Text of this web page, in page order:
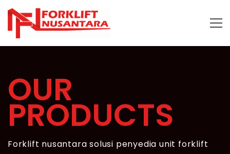
OUR
PRODUCTS
Forklift nusantara solusi penyedia unit forklift